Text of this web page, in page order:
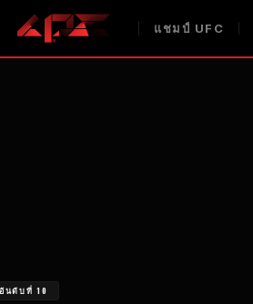
แชมป์ UFC
อันดับที่ 10